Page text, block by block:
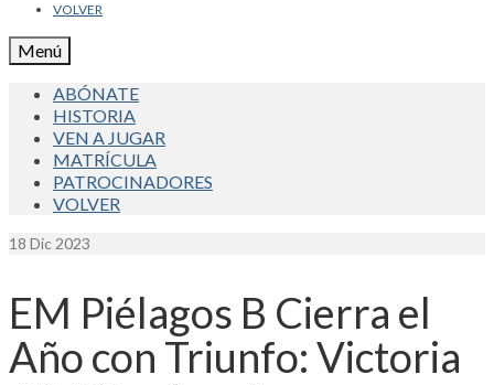
VOLVER
Menú
ABÓNATE
HISTORIA
VEN A JUGAR
MATRÍCULA
PATROCINADORES
VOLVER
18 Dic 2023
EM Piélagos B Cierra el
Año con Triunfo: Victoria